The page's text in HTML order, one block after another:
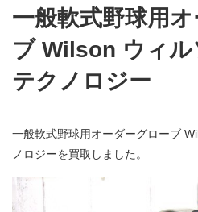
一般軟式野球用
ブ Wilson ウィ
テクノロジー
一般軟式野球用オーダーグローブ
ノロジーを買取しました。